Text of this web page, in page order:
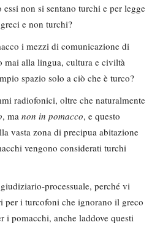
non si sentano turchi e per legge
e non turchi?
i mezzi di comunicazione di
mai alla lingua, cultura e civiltà
spazio solo a ciò che è turco?
radiofonici, oltre che naturalmente
, ma non in pomacco, e questo
vasta zona di precipua abitazione
vengono considerati turchi
processuale, perché vi
per i turcofoni che ignorano il greco
i pomacchi, anche laddove questi